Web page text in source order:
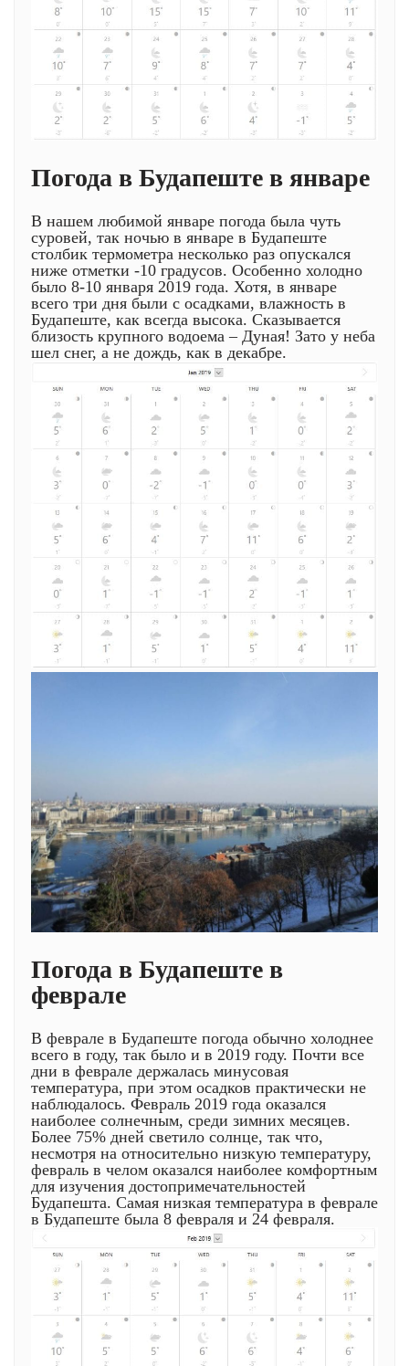
Погода в Будапеште в январе
В нашем любимой январе погода была чуть
суровей, так ночью в январе в Будапеште
столбик термометра несколько раз опускался
ниже отметки -10 градусов. Особенно холодно
было 8-10 января 2019 года. Хотя, в январе
всего три дня были с осадками, влажность в
Будапеште, как всегда высока. Сказывается
близость крупного водоема – Дуная! Зато у неба
шел снег, а не дождь, как в декабре.
Погода в Будапеште в
феврале
В феврале в Будапеште погода обычно холоднее
всего в году, так было и в 2019 году. Почти все
дни в феврале держалась минусовая
температура, при этом осадков практически не
наблюдалось. Февраль 2019 года оказался
наиболее солнечным, среди зимних месяцев.
Более 75% дней светило солнце, так что,
несмотря на относительно низкую температуру,
февраль в челом оказался наиболее комфортным
для изучения достопримечательностей
Будапешта. Самая низкая температура в феврале
в Будапеште была 8 февраля и 24 февраля.